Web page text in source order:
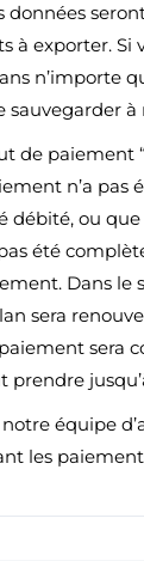
données
à exporter. Si
n’importe
sauvegarder à
de paiement
n’a pas
débité, ou
été
Dans le
sera
sera
équipe
les